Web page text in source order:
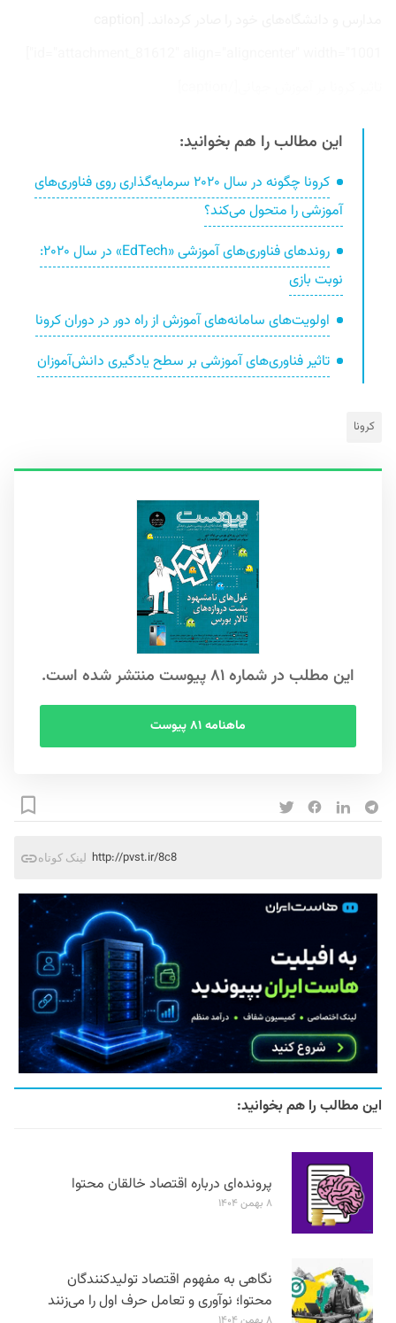
این مطالب را هم بخوانید:
کرونا چگونه در سال ۲۰۲۰ سرمایه‌گذاری روی فناوری‌های
آموزشی را متحول می‌کند؟
روندهای فناوری‌های آموزشی «EdTech» در سال ۲۰۲۰:
نوبت بازی
اولویت‌های سامانه‌های آموزش از راه دور در دوران کرونا
تاثیر فناوری‌های آموزشی بر سطح یادگیری دانش‌آموزان
کرونا
این مطلب در شماره ۸۱ پیوست منتشر شده است.
ماهنامه ۸۱ پیوست
لینک کوتاه http://pvst.ir/8c8
این مطالب را هم بخوانید:
پرونده‌ای درباره اقتصاد خالقان محتوا
۸ بهمن ۱۴۰۴
نگاهی به مفهوم اقتصاد تولیدکنندگان
محتوا؛ نوآوری و تعامل حرف اول را می‌زنند